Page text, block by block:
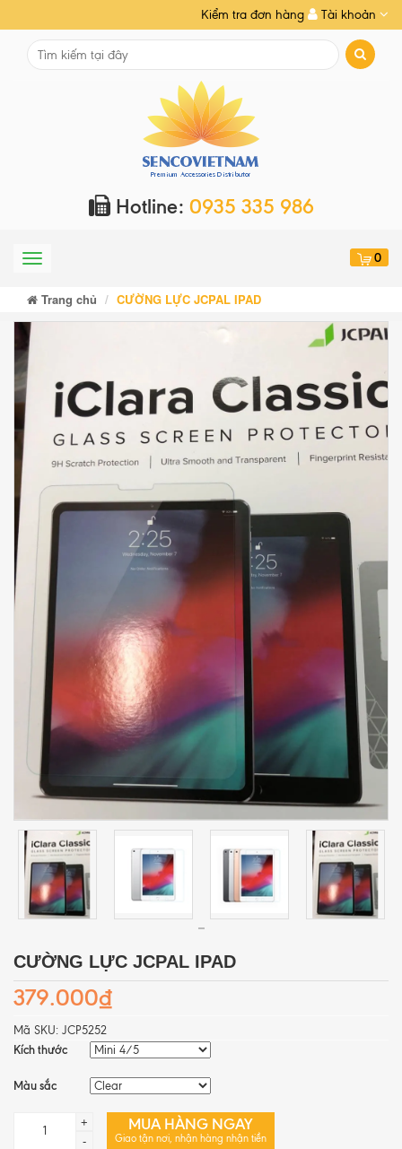
Kiểm tra đơn hàng Tài khoản
Hotline: 0935 335 986
Menu 0
Trang chủ CƯỜNG LỰC JCPAL IPAD
CƯỜNG LỰC JCPAL IPAD
379.000₫
Mã SKU: JCP5252
Kích thước
Màu sắc
+
-
MUA HÀNG NGAY
Giao tận nơi, nhận hàng nhận tiền